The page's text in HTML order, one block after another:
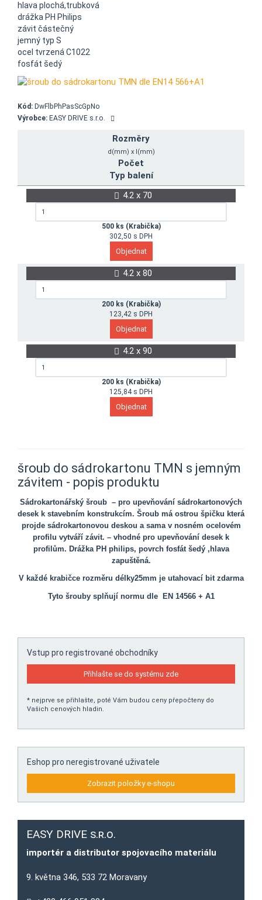
hlava plochá,trubková
drážka PH Philips
závit částečný
jemný typ S
ocel tvrzená C1022
fosfát šedý
Kód: DwFlbPhPasScGpNo
Výrobce: EASY DRIVE s.r.o.
Rozměry
d(mm) x l(mm)
Počet
Typ balení
4.2 x 70
500 ks (Krabička)
302,50 s DPH
4.2 x 80
200 ks (Krabička)
123,42 s DPH
4.2 x 90
200 ks (Krabička)
125,84 s DPH
šroub do sádrokartonu TMN s jemným
závitem - popis produktu
Sádrokartonářský šroub – pro upevňování sádrokartonových
desek k stavebním konstrukcím. Šroub má ostrou špičku která
projde sádrokartonovou deskou a sama v nosném ocelovém
profilu vytváří závit. – vhodné pro upevňování desek k
profilům. Drážka PH philips, povrch fosfát šedý ,hlava
zapuštěná.
V každé krabičce rozměru délky25mm je utahovací bit zdarma
Tyto šrouby splňují normu dle EN 14566 + A1
Vstup pro registrované obchodníky
Přihlašte se do systému zde
* nejprve se přihlašte, poté Vám budou ceny přepočteny do
Vašich cenových hladin.
Eshop pro neregistrované uživatele
Zobrazit položky e-shopu
EASY DRIVE s.r.o.
importér a distributor spojovacího materiálu
9. května 346, 533 72 Moravany